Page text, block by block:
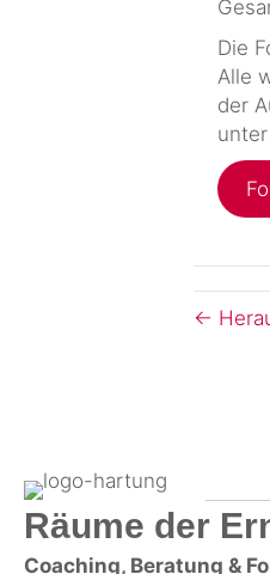
Die
Alle
der
←
Räume der
Coaching, Beratung &